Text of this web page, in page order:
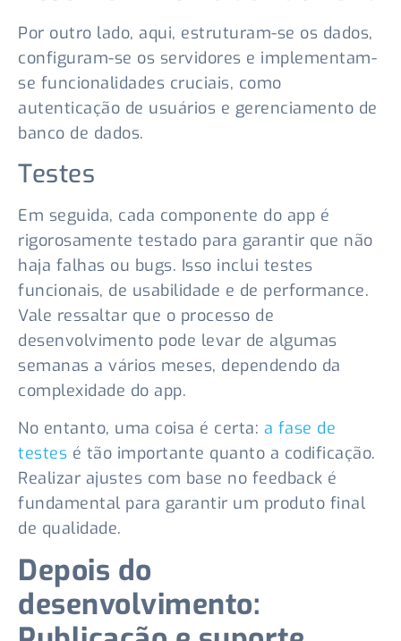
Por outro lado, aqui, estruturam-se os dados,
configuram-se os servidores e implementam-
se funcionalidades cruciais, como
autenticação de usuários e gerenciamento de
banco de dados.
Testes
Em seguida, cada componente do app é
rigorosamente testado para garantir que não
haja falhas ou bugs. Isso inclui testes
funcionais, de usabilidade e de performance.
Vale ressaltar que o processo de
desenvolvimento pode levar de algumas
semanas a vários meses, dependendo da
complexidade do app.
No entanto, uma coisa é certa: a fase de
testes é tão importante quanto a codificação.
Realizar ajustes com base no feedback é
fundamental para garantir um produto final
de qualidade.
Depois do
desenvolvimento: